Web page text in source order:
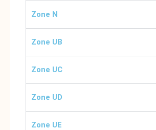
Zone N
Zone UB
Zone UC
Zone UD
Zone UE